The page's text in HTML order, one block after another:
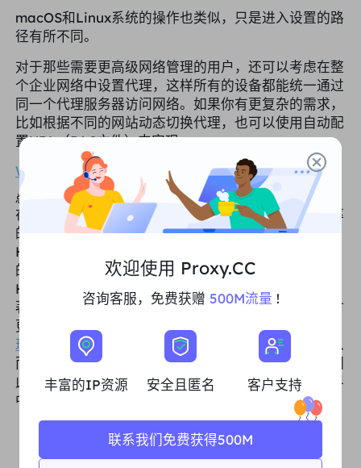
macOS和Linux系统的操作也类似，只是进入设置的路
径有所不同。
对于那些需要更高级网络管理的用户，还可以考虑在整
个企业网络中设置代理，这样所有的设备都能统一通过
同一个代理服务器访问网络。如果你有更复杂的需求，
比如根据不同的网站动态切换代理，也可以使用自动配
置URL（PAC文件）来实现。
Windows上设置和使用代理教程
总结
在当今数字化和全球化的背景下，网络安全与业务效率
的提升已成为企业和个人用户关注的核心问题。代理
HTTP作为一种高效的网络工具，能够有效地在保护您
的数据隐私和提升网络效率之间取得平衡。通过代理
HTTP，用户不仅可以确保在线操作的安全性，还能显
著优化业务流程，尤其是在全球范围内进行市场运营时
更为重要。选择像 PROXY.CC 这样的
优质动态住宅代
理服务
，用户可以获得更加稳定和高效的网络连接，从
而确保在复杂多变的网络环境中依然保持竞争优势。因
此，借助专业代理服务，您可以在不断变化的数字世界
中保持业务的高效运作和网络的全面安全。
欢迎使用 Proxy.CC
咨询客服，免费获赠 500M流量 !
丰富的IP资源 安全且匿名 客户支持
联系我们免费获得500M